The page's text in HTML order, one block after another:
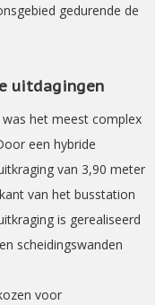
gedurende de
uitdagingen
het meest complex
een hybride
van 3,90 meter
van het busstation
is gerealiseerd
scheidingswanden
voor